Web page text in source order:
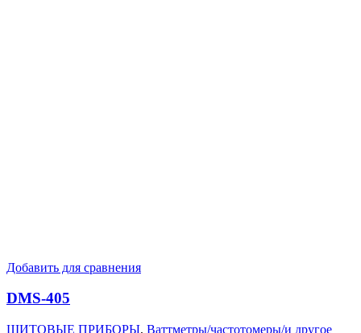
Добавить для сравнения
DMS-405
ЩИТОВЫЕ ПРИБОРЫ, Ваттметры/частотомеры/и другое